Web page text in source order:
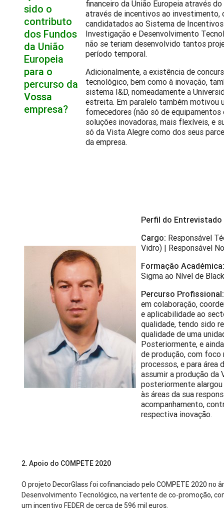
sido o
contributo
dos Fundos
da União
Europeia
para o
percurso da
Vossa
empresa?
financeiro da União Europeia através
através de incentivos ao
candidatados ao Sistema de
Investigação e Desenvolvimento
não se teriam desenvolvido tantos
período temporal.
Adicionalmente, a existência de
tecnológico, bem como à inovação,
sistema I&D, nomeadamente a
estreita. Em paralelo também motivou
fornecedores (não só de
soluções inovadoras, mais flexíveis, e
só da Vista Alegre como dos seus
da empresa.
Perfil do
Cargo: Responsável
Vidro) | Responsável
Formação
Sigma ao Nível de
Percurso Profissional:
em colaboração,
e aplicabilidade ao
qualidade, tendo sido
qualidade de uma
Posteriormente, e
de produção, com
processos, e para
assumir a produção da
posteriormente
às áreas da sua
acompanhamento,
respectiva inovação.
2. Apoio do COMPETE 2020
O projeto DecorGlass foi cofinanciado pelo COMPETE 2020
Desenvolvimento Tecnológico, na vertente de co-promoção,
um incentivo FEDER de cerca de 596 mil euros.